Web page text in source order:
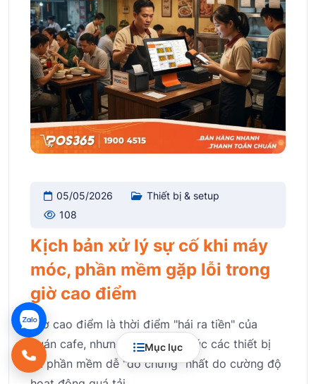
Mục lục
05/05/2026
Thiết bị & setup
108
Kịch bản xử lý sự cố khi máy
móc, phần mềm gặp lỗi trong
giờ cao điểm
Giờ cao điểm là thời điểm "hái ra tiền" của
quán cafe, nhưng đây cũng là lúc các thiết bị
và phần mềm dễ "dở chứng" nhất do cường độ